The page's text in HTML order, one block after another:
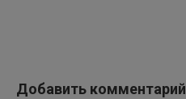
Добавить комментарий